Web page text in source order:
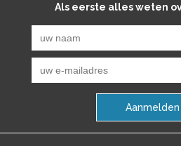
Als eerste alles weten
Aanmelden